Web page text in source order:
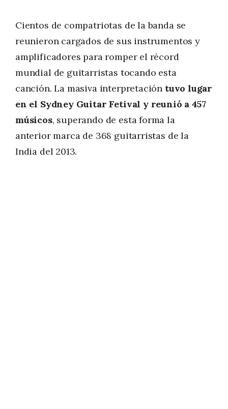
Cientos de compatriotas de la banda se
reunieron cargados de sus instrumentos y
amplificadores para romper el récord
mundial de guitarristas tocando esta
canción. La masiva interpretación tuvo lugar
en el Sydney Guitar Fetival y reunió a 457
músicos, superando de esta forma la
anterior marca de 368 guitarristas de la
India del 2013.